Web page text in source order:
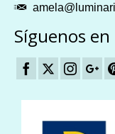
Síguenos en